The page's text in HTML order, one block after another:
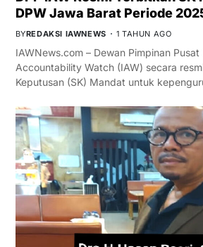
DPW Jawa Barat Periode
BYREDAKSI IAWNEWS 1 TAHUN AGO
IAWNews.com – Dewan Pimpinan Pusat
Accountability Watch (IAW) secara
Keputusan (SK) Mandat untuk